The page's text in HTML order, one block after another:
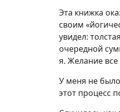
Эта книжка
своим
увидел:
очередной
я. Желание все
У меня не
этот процесс